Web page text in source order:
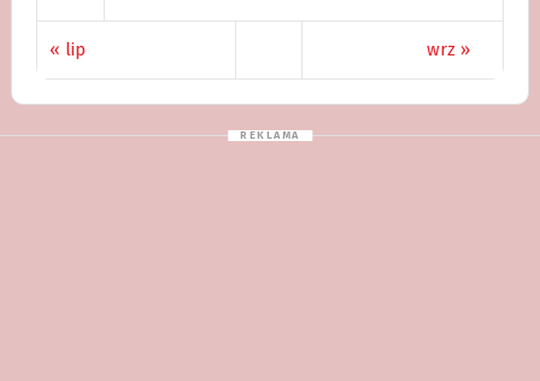
« lip wrz »